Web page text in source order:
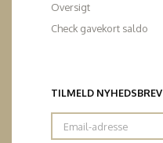
Oversigt
Check gavekort saldo
TILMELD NYHEDSBREV
Email-
adresse